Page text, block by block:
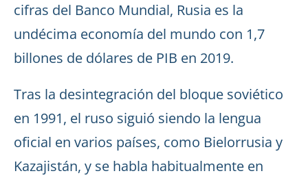
cifras del Banco Mundial, Rusia es la
undécima economía del mundo con 1,7
billones de dólares de PIB en 2019.
Tras la desintegración del bloque soviético
en 1991, el ruso siguió siendo la lengua
oficial en varios países, como Bielorrusia y
Kazajistán, y se habla habitualmente en